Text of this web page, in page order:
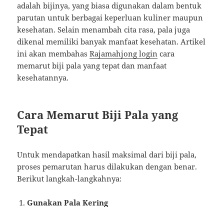
adalah bijinya, yang biasa digunakan dalam bentuk
parutan untuk berbagai keperluan kuliner maupun
kesehatan. Selain menambah cita rasa, pala juga
dikenal memiliki banyak manfaat kesehatan. Artikel
ini akan membahasRajamahjong login cara
memarut biji pala yang tepat dan manfaat
kesehatannya.
Cara Memarut Biji Pala yang
Tepat
Untuk mendapatkan hasil maksimal dari biji pala,
proses pemarutan harus dilakukan dengan benar.
Berikut langkah-langkahnya:
Gunakan Pala Kering